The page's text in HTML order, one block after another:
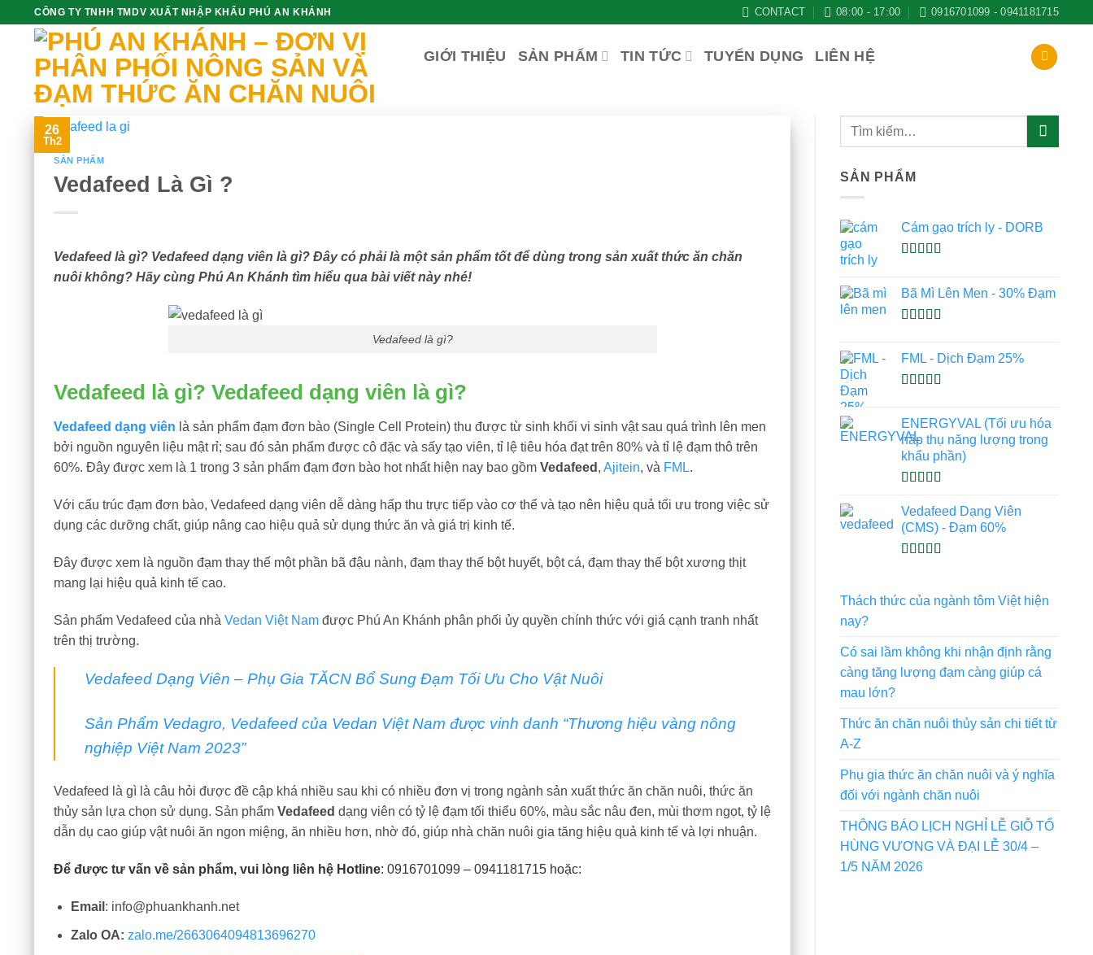
CÔNG TY TNHH TMDV XUẤT NHẬP KHẨU PHÚ AN KHÁNH CONTACT 08:00 - 17:00 0916701099 - 0941181715
GIỚI THIỆU SẢN PHẨM TIN TỨC TUYỂN DỤNG LIÊN HỆ
26
Th2
SẢN PHẨM
Vedafeed Là Gì ?
Vedafeed là gì? Vedafeed dạng viên là gì? Đây có phải là một sản phẩm tốt để dùng trong sản xuất thức ăn chăn
nuôi không? Hãy cùng Phú An Khánh tìm hiểu qua bài viết này nhé!
Vedafeed là gì?
Vedafeed là gì? Vedafeed dạng viên là gì?
Vedafeed dạng viên là sản phẩm đạm đơn bào (Single Cell Protein) thu được từ sinh khối vi sinh vật sau quá trình lên men
bởi nguồn nguyên liệu mật rỉ; sau đó sản phẩm được cô đặc và sấy tạo viên, tỉ lệ tiêu hóa đạt trên 80% và tỉ lệ đạm thô trên
60%. Đây được xem là 1 trong 3 sản phẩm đạm đơn bào hot nhất hiện nay bao gồm Vedafeed , Ajitein, và FML.
Với cấu trúc đạm đơn bào, Vedafeed dạng viên dễ dàng hấp thu trực tiếp vào cơ thể và tạo nên hiệu quả tối ưu trong việc sử
dụng các dưỡng chất, giúp nâng cao hiệu quả sử dụng thức ăn và giá trị kinh tế.
Đây được xem là nguồn đạm thay thế một phần bã đậu nành, đạm thay thế bột huyết, bột cá, đạm thay thế bột xương thịt
mang lại hiệu quả kinh tế cao.
Sản phẩm Vedafeed của nhà Vedan Việt Nam được Phú An Khánh phân phối ủy quyền chính thức với giá cạnh tranh nhất
trên thị trường.
Vedafeed Dạng Viên – Phụ Gia TĂCN Bổ Sung Đạm Tối Ưu Cho Vật Nuôi
Sản Phẩm Vedagro, Vedafeed của Vedan Việt Nam được vinh danh “Thương hiệu vàng nông
nghiệp Việt Nam 2023”
Vedafeed là gì là câu hỏi được đề cập khá nhiều sau khi có nhiều đơn vị trong ngành sản xuất thức ăn chăn nuôi, thức ăn
thủy sản lựa chọn sử dụng. Sản phẩm Vedafeed dạng viên có tỷ lệ đạm tối thiểu 60%, màu sắc nâu đen, mùi thơm ngọt, tỷ lệ
dẫn dụ cao giúp vật nuôi ăn ngon miệng, ăn nhiều hơn, nhờ đó, giúp nhà chăn nuôi gia tăng hiệu quả kinh tế và lợi nhuận.
Để được tư vấn về sản phẩm, vui lòng liên hệ Hotline: 0916701099 – 0941181715 hoặc:
Email : info@phuankhanh.net
Zalo OA: zalo.me/2663064094813696270
SẢN PHẨM
Cám gạo trích ly - DORB
sao
Bã Mì Lên Men - 30% Đạm
sao
FML - Dịch Đạm 25%
sao
ENERGYVAL (Tối ưu hóa
hấp thụ năng lượng trong
khẩu phần)
hạng5.005
sao
Vedafeed Dạng Viên
(CMS) - Đạm 60%
sao
Thách thức của ngành tôm Việt hiện
nay?
Có sai lầm không khi nhận định rằng
càng tăng lượng đạm càng giúp cá
mau lớn?
Thức ăn chăn nuôi thủy sản chi tiết từ
A-Z
Phụ gia thức ăn chăn nuôi và ý nghĩa
đối với ngành chăn nuôi
THÔNG BÁO LỊCH NGHỈ LỄ GIỖ TỔ
HÙNG VƯƠNG VÀ ĐẠI LỄ 30/4 –
1/5 NĂM 2026